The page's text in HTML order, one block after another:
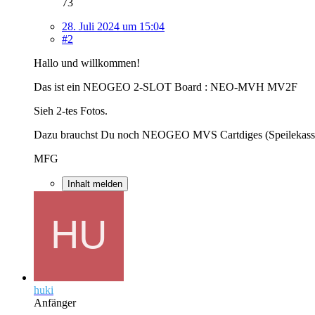
28. Juli 2024 um 15:04
#2
Hallo und willkommen!
Das ist ein NEOGEO 2-SLOT Board : NEO-MVH MV2F
Sieh 2-tes Fotos.
Dazu brauchst Du noch NEOGEO MVS Cartdiges
MFG
Inhalt melden
huki
Anfänger